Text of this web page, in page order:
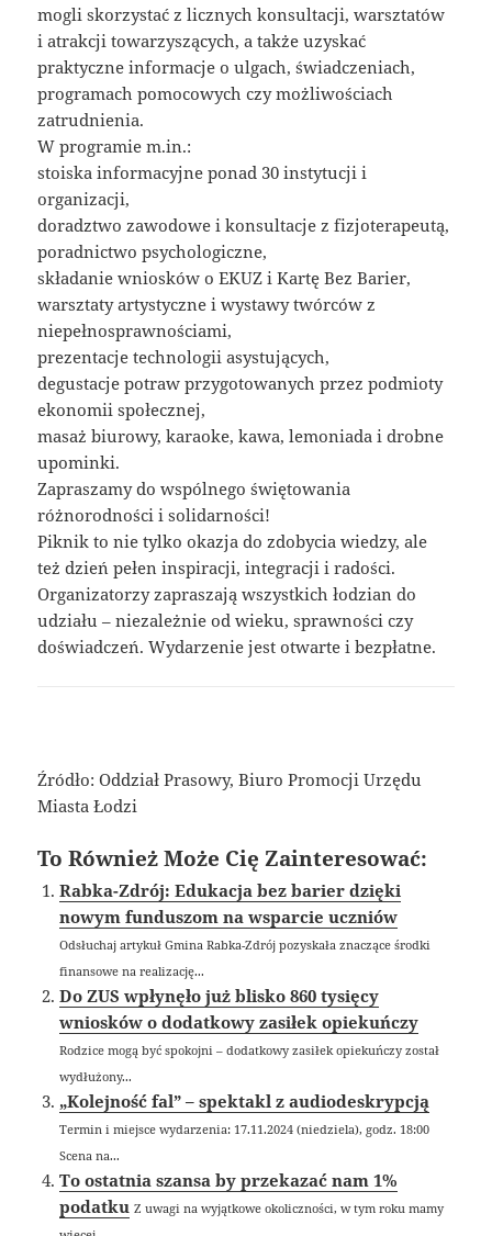
mogli skorzystać z licznych konsultacji, warsztatów
i atrakcji towarzyszących, a także uzyskać
praktyczne informacje o ulgach, świadczeniach,
programach pomocowych czy możliwościach
zatrudnienia.
W programie m.in.:
stoiska informacyjne ponad 30 instytucji i
organizacji,
doradztwo zawodowe i konsultacje z fizjoterapeutą,
poradnictwo psychologiczne,
składanie wniosków o EKUZ i Kartę Bez Barier,
warsztaty artystyczne i wystawy twórców z
niepełnosprawnościami,
prezentacje technologii asystujących,
degustacje potraw przygotowanych przez podmioty
ekonomii społecznej,
masaż biurowy, karaoke, kawa, lemoniada i drobne
upominki.
Zapraszamy do wspólnego świętowania
różnorodności i solidarności!
Piknik to nie tylko okazja do zdobycia wiedzy, ale
też dzień pełen inspiracji, integracji i radości.
Organizatorzy zapraszają wszystkich łodzian do
udziału – niezależnie od wieku, sprawności czy
doświadczeń. Wydarzenie jest otwarte i bezpłatne.
Źródło: Oddział Prasowy, Biuro Promocji Urzędu
Miasta Łodzi
To Również Może Cię Zainteresować:
Rabka-Zdrój: Edukacja bez barier dzięki
nowym funduszom na wsparcie uczniów
Odsłuchaj artykuł Gmina Rabka-Zdrój pozyskała znaczące środki
finansowe na realizację...
Do ZUS wpłynęło już blisko 860 tysięcy
wniosków o dodatkowy zasiłek opiekuńczy
Rodzice mogą być spokojni – dodatkowy zasiłek opiekuńczy został
wydłużony...
„Kolejność fal” – spektakl z audiodeskrypcją
Termin i miejsce wydarzenia: 17.11.2024 (niedziela), godz. 18:00
Scena na...
To ostatnia szansa by przekazać nam 1%
podatku Z uwagi na wyjątkowe okoliczności, w tym roku mamy